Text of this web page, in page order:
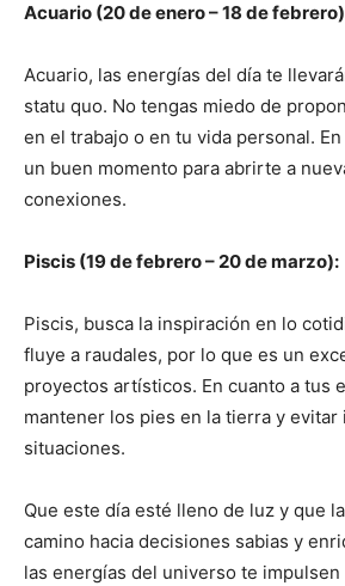
Acuario (20 de enero – 18 de
Acuario, las energías del día te
statu quo. No tengas miedo de
en el trabajo o en tu vida personal.
un buen momento para abrirte a
conexiones.
Piscis (19 de febrero – 20 de marzo):
Piscis, busca la inspiración en lo
fluye a raudales, por lo que es un
proyectos artísticos. En cuanto a tus
mantener los pies en la tierra y evitar
situaciones.
Que este día esté lleno de luz y que
camino hacia decisiones sabias y
las energías del universo te